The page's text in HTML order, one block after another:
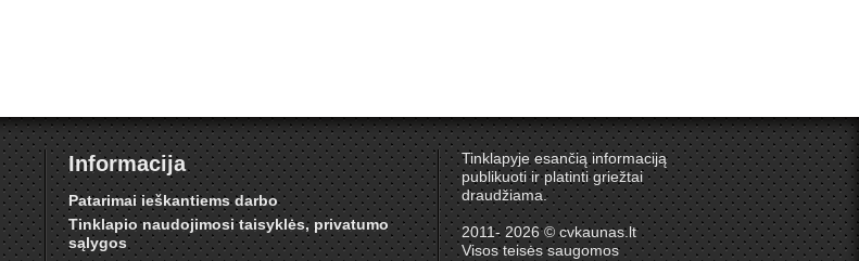
Informacija
Patarimai ieškantiems darbo
Tinklapio naudojimosi taisyklės, privatumo
sąlygos
Tinklapyje esančią informaciją
publikuoti ir platinti griežtai
draudžiama.
2011- 2026 © cvkaunas.lt
Visos teisės saugomos